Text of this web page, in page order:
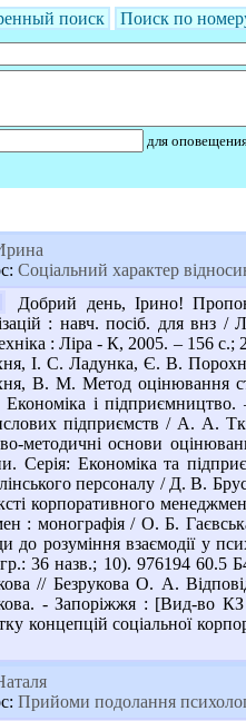
поиск Поиск по
для
Соціальний характер
Добрий день, Ірино!
: навч. посіб. для
: Ліра - К, 2005. – 156
І. С. Ладунка, Є. В.
В. М. Метод оцінювання
Економіка і
підприємств / А. А.
методичні основи
Серія: Економіка та
персоналу / Д. В.
корпоративного
: монографія / О. Б.
до розуміння взаємодії у
36 назв.; 10). 976194 60.5
// Безрукова О. А.
- Запоріжжя : [Вид-во
концепцій соціальної
Прийоми подолання